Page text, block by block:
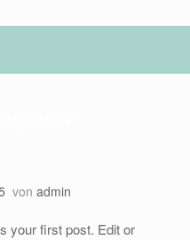
von admin
your first post. Edit or